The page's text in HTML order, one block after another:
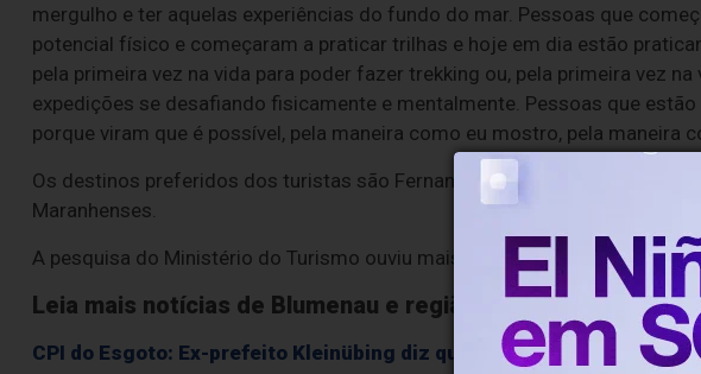
mergulho e ter aquelas experiências do fundo do mar. Pessoas que
potencial físico e começaram a praticar trilhas e hoje em dia estão
pela primeira vez na vida para poder fazer trekking ou, pela primeira vez
expedições se desafiando fisicamente e mentalmente. Pessoas que
porque viram que é possível, pela maneira como eu mostro, pela maneira
Os destinos preferidos dos turistas são Fernando de Noronha e Porto de
Maranhenses.
A pesquisa do Ministério do Turismo ouviu mais de 2,5 mil pessoas em
Leia mais notícias de Blumenau e região
CPI do Esgoto: Ex-prefeito Kleinübing diz que paralisação federal